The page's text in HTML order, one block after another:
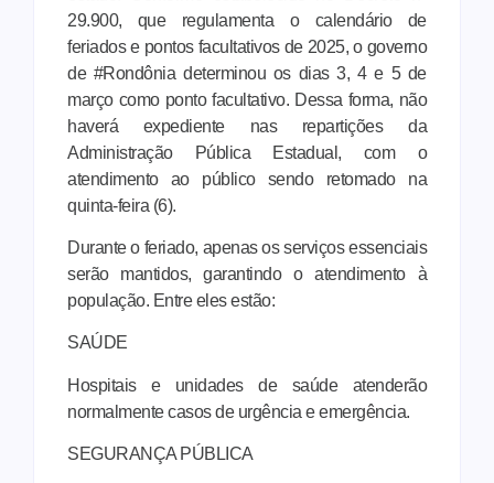
29.900, que regulamenta o calendário de
feriados e pontos facultativos de 2025, o governo
de #Rondônia determinou os dias 3, 4 e 5 de
março como ponto facultativo. Dessa forma, não
haverá expediente nas repartições da
Administração Pública Estadual, com o
atendimento ao público sendo retomado na
quinta-feira (6).
Durante o feriado, apenas os serviços essenciais
serão mantidos, garantindo o atendimento à
população. Entre eles estão:
SAÚDE
Hospitais e unidades de saúde atenderão
normalmente casos de urgência e emergência.
SEGURANÇA PÚBLICA